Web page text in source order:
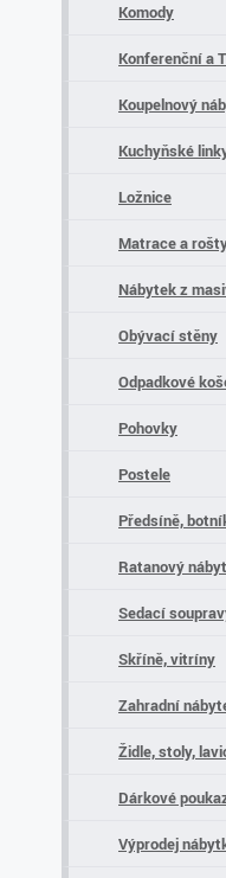
Komody
Konferenční a
Koupelnový
Kuchyňské
Ložnice
Matrace a
Nábytek z
Obývací stěny
Odpadkové
Pohovky
Postele
Předsíně,
Ratanový
Sedací
Skříně, vitríny
Zahradní
Židle, stoly,
Dárkové
Výprodej